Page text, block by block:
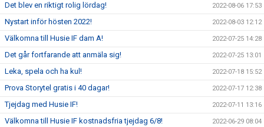
Det blev en riktigt rolig lördag! 2022-08-06 17:53
Nystart inför hösten 2022! 2022-08-03 12:12
Välkomna till Husie IF dam A! 2022-07-25 14:28
Det går fortfarande att anmäla sig! 2022-07-25 13:01
Leka, spela och ha kul! 2022-07-18 15:52
Prova Storytel gratis i 40 dagar! 2022-07-17 12:38
Tjejdag med Husie IF! 2022-07-11 13:16
Välkomna till Husie IF kostnadsfria tjejdag 6/8! 2022-06-29 08:04